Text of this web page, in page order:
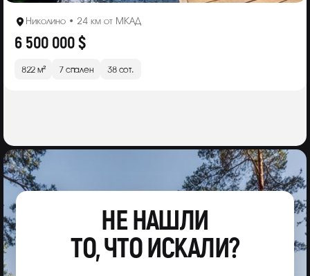
Николино • 24 км от МКАД
6 500 000 $
822 м² 7 спален 38 сот.
НЕ НАШЛИ
ТО, ЧТО ИСКАЛИ?